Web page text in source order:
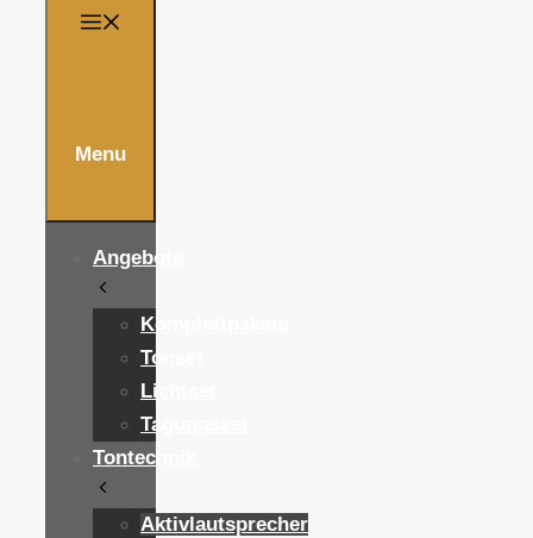
Menu
Angebote
Komplettpakete
Tonset
Lichtset
Tagungsset
Tontechnik
Aktivlautsprecher